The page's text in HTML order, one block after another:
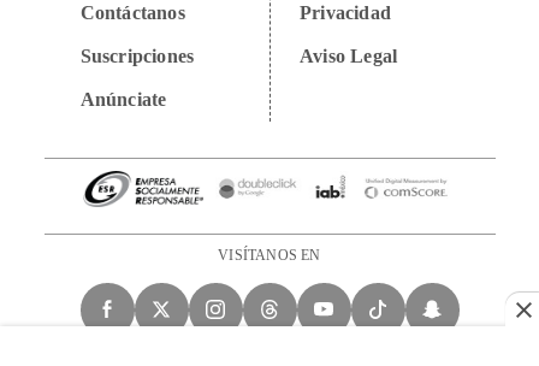
Contáctanos
Suscripciones
Anúnciate
Privacidad
Aviso Legal
VISÍTANOS EN